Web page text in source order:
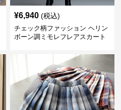
¥6,940 (税込)
チェック柄ファッション ヘリン
ボーン調ミモレフレアスカート